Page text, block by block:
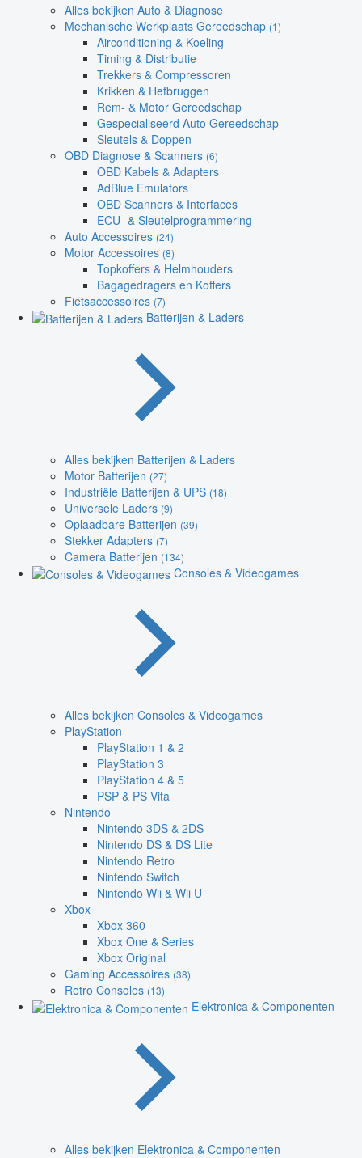
Alles bekijken Auto & Diagnose
Mechanische Werkplaats Gereedschap (1)
Airconditioning & Koeling
Timing & Distributie
Trekkers & Compressoren
Krikken & Hefbruggen
Rem- & Motor Gereedschap
Gespecialiseerd Auto Gereedschap
Sleutels & Doppen
OBD Diagnose & Scanners (6)
OBD Kabels & Adapters
AdBlue Emulators
OBD Scanners & Interfaces
ECU- & Sleutelprogrammering
Auto Accessoires (24)
Motor Accessoires (8)
Topkoffers & Helmhouders
Bagagedragers en Koffers
Fietsaccessoires (7)
Batterijen & Laders
Alles bekijken Batterijen & Laders
Motor Batterijen (27)
Industriële Batterijen & UPS (18)
Universele Laders (9)
Oplaadbare Batterijen (39)
Stekker Adapters (7)
Camera Batterijen (134)
Consoles & Videogames
Alles bekijken Consoles & Videogames
PlayStation
PlayStation 1 & 2
PlayStation 3
PlayStation 4 & 5
PSP & PS Vita
Nintendo
Nintendo 3DS & 2DS
Nintendo DS & DS Lite
Nintendo Retro
Nintendo Switch
Nintendo Wii & Wii U
Xbox
Xbox 360
Xbox One & Series
Xbox Original
Gaming Accessoires (38)
Retro Consoles (13)
Elektronica & Componenten
Alles bekijken Elektronica & Componenten